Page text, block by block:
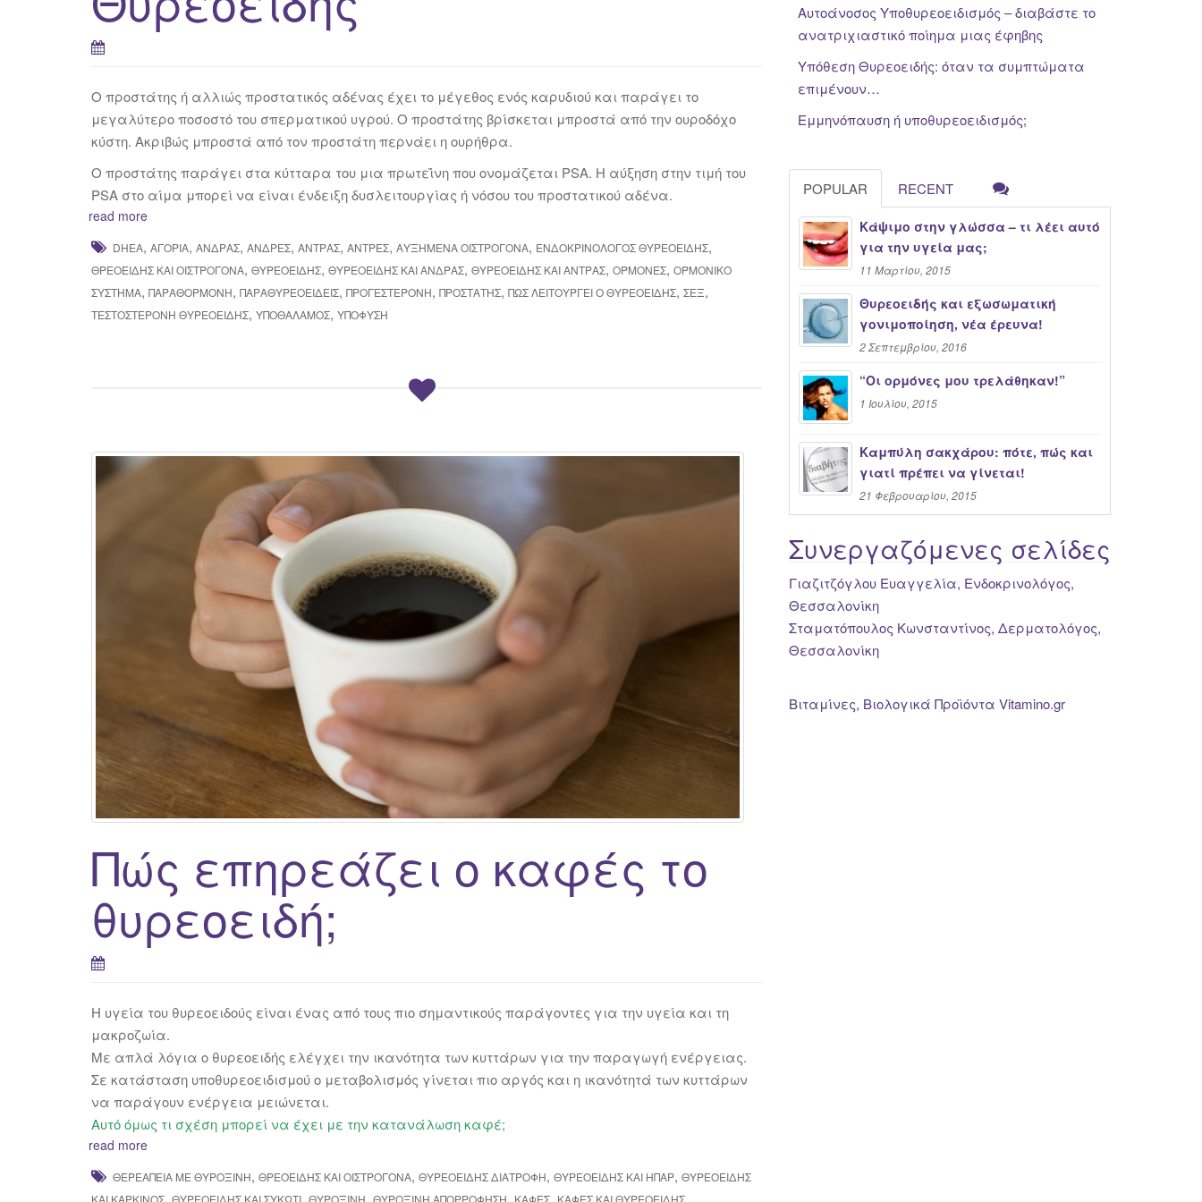
Ο προστάτης ή αλλιώς προστατικός αδένας έχει το μέγεθος ενός καρυδιού και παράγει το
μεγαλύτερο ποσοστό του σπερματικού υγρού. Ο προστάτης βρίσκεται μπροστά από την ουροδόχο
κύστη. Ακριβώς μπροστά από τον προστάτη περνάει η ουρήθρα.
Ο προστάτης παράγει στα κύτταρα του μια πρωτεΐνη που ονομάζεται PSA. Η αύξηση στην τιμή του
PSA στο αίμα μπορεί να είναι ένδειξη δυσλειτουργίας ή νόσου του προστατικού αδένα.
read more
DHEA, ΑΓΌΡΙΑ, ΆΝΔΡΑΣ, ΆΝΔΡΕΣ, ΆΝΤΡΑΣ, ΆΝΤΡΕΣ, ΑΥΞΗΜΕΝΑ ΟΙΣΤΡΟΓΌΝΑ, ΕΝΔΟΚΡΙΝΟΛΌΓΟΣ ΘΥΡΕΟΕΙΔΉΣ,
ΘΡΕΟΕΙΔΉΣ ΚΑΙ ΟΙΣΤΡΟΓΌΝΑ, ΘΥΡΕΟΕΙΔΉΣ, ΘΥΡΕΟΕΙΔΉΣ ΚΑΙ ΆΝΔΡΑΣ, ΘΥΡΕΟΕΙΔΉΣ ΚΑΙ ΆΝΤΡΑΣ, ΟΡΜΌΝΕΣ, ΟΡΜΟΝΙΚΌ
ΣΎΣΤΗΜΑ, ΠΑΡΑΘΟΡΜΌΝΗ, ΠΑΡΑΘΥΡΕΟΕΙΔΕΊΣ, ΠΡΟΓΕΣΤΕΡΌΝΗ, ΠΡΟΣΤΆΤΗΣ, ΠΩΣ ΛΕΙΤΟΥΡΓΕΊ Ο ΘΥΡΕΟΕΙΔΉΣ, ΣΕΞ,
ΤΕΣΤΟΣΤΕΡΌΝΗ ΘΥΡΕΟΕΙΔΉΣ, ΥΠΟΘΆΛΑΜΟΣ, ΥΠΌΦΥΣΗ
Πώς επηρεάζει ο καφές το
θυρεοειδή;
Η υγεία του θυρεοειδούς είναι ένας από τους πιο σημαντικούς παράγοντες για την υγεία και τη
μακροζωία.
Mε απλά λόγια ο θυρεοειδής ελέγχει την ικανότητα των κυττάρων για την παραγωγή ενέργειας.
Σε κατάσταση υποθυρεοειδισμού ο μεταβολισμός γίνεται πιο αργός και η ικανότητά των κυττάρων
να παράγουν ενέργεια μειώνεται.
Αυτό όμως τι σχέση μπορεί να έχει με την κατανάλωση καφέ;
read more
ΘΕΡΕΑΠΕΊΑ ΜΕ ΘΥΡΟΞΊΝΗ, ΘΡΕΟΕΙΔΉΣ ΚΑΙ ΟΙΣΤΡΟΓΌΝΑ, ΘΥΡΕΟΕΙΔΉΣ ΔΙΑΤΡΟΦΉ, ΘΥΡΕΟΕΙΔΉΣ ΚΑΙ ΉΠΑΡ, ΘΥΡΕΟΕΙΔΉΣ
ΚΑΙ ΚΑΡΚΊΝΟΣ ΘΥΡΕΟΕΙΔΉΣ ΚΑΙ ΣΥΚΏΤΙ ΘΥΡΟΞΊΝΗ ΘΥΡΟΞΊΝΗ ΑΠΟΡΡΌΦΗΣΗ ΚΑΦΈΣ ΚΑΦΈΣ ΚΑΙ ΘΥΡΕΟΕΙΔΉΣ
Αυτοάνοσος Υποθυρεοειδισμός – διαβάστε το
ανατριχιαστικό ποίημα μιας έφηβης
Υπόθεση Θυρεοειδής: όταν τα συμπτώματα
επιμένουν…
Εμμηνόπαυση ή υποθυρεοειδισμός;
POPULAR RECENT
Κάψιμο στην γλώσσα – τι λέει αυτό
για την υγεία μας;
11 Μαρτίου, 2015
Θυρεοειδής και εξωσωματική
γονιμοποίηση, νέα έρευνα!
2 Σεπτεμβρίου, 2016
“Oι ορμόνες μου τρελάθηκαν!”
1 Ιουλίου, 2015
Καμπύλη σακχάρου: πότε, πώς και
γιατί πρέπει να γίνεται!
21 Φεβρουαρίου, 2015
Συνεργαζόμενες σελίδες
Γιαζιτζόγλου Ευαγγελία, Ενδοκρινολόγος,
Θεσσαλονίκη
Σταματόπουλος Κωνσταντίνος, Δερματολόγος,
Θεσσαλονίκη
Βιταμίνες, Βιολογικά Προϊόντα Vitamino.gr